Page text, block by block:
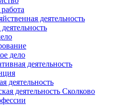
деятельность
дело
деятельность
деятельность
деятельность Сколково